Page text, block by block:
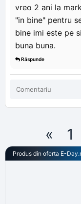
vreo 2 ani la
"in bine" pentru
bine imi este pe
buna buna.
Răspunde
« 1
Produs din oferta E-